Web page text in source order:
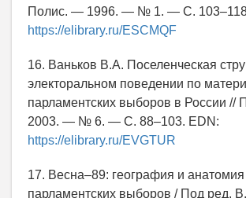
Полис. — 1996. — № 1. — С.
https://elibrary.ru/ESCMQF
16. Ваньков В.А. Поселенческая
электоральном поведении по
парламентских выборов в России //
2003. — № 6. — С. 88–103. EDN:
https://elibrary.ru/EVGTUR
17. Весна–89: география и анатомия
парламентских выборов / Под ред.